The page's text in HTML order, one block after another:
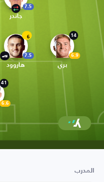
7.5
جاندر
6
7.5
هاروود
14
6.9
بري
41
6.6
المدرب